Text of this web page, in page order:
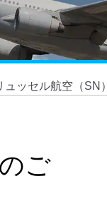
ュッセル航空（SN）
ご